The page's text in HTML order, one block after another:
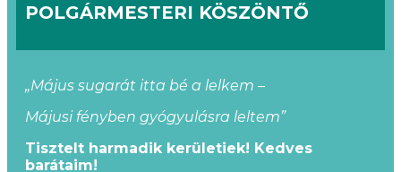
POLGÁRMESTERI KÖSZÖNTŐ
„Május sugarát itta bé a lelkem –
Májusi fényben gyógyulásra leltem”
Tisztelt harmadik kerületiek! Kedves
barátaim!